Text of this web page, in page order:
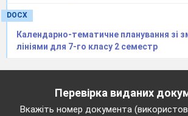
DOCX
Календарно-тематичне планування зі
лініями для 7-го класу 2 семестр
Перевірка виданих
Вкажіть номер документа